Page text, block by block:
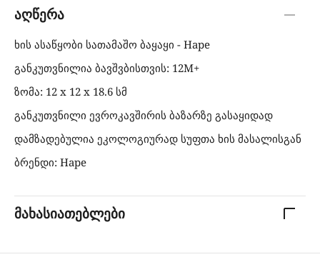
აღწერა
ხის ასაწყობი სათამაშო ბაყაყი - Hape
განკუთვნილია ბავშვბისთვის: 12M+
ზომა: 12 x 12 x 18.6 სმ
განკუთვნილი ევროკავშირის ბაზარზე გასაყიდად
დამზადებულია ეკოლოგიურად სუფთა ხის მასალისგან
ბრენდი: Hape
მახასიათებლები